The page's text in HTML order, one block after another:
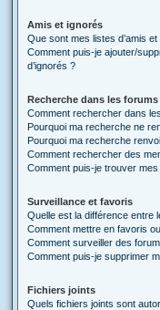
Amis et ignorés
Que sont mes listes d’amis et
Comment puis-je ajouter/
d’ignorés ?
Recherche dans les forums
Comment rechercher dans
Pourquoi ma recherche ne
Pourquoi ma recherche
Comment rechercher des
Comment puis-je trouver
Surveillance et favoris
Quelle est la différence entre
Comment mettre en favoris
Comment surveiller des
Comment puis-je supprimer
Fichiers joints
Quels fichiers joints sont